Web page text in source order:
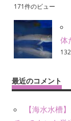
171件のビュー
体
最近のコメント
【海水水槽